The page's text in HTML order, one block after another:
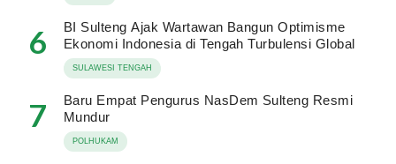
6
BI Sulteng Ajak Wartawan Bangun Optimisme
Ekonomi Indonesia di Tengah Turbulensi Global
SULAWESI TENGAH
7
Baru Empat Pengurus NasDem Sulteng Resmi
Mundur
POLHUKAM